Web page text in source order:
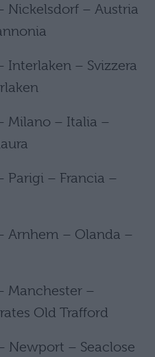
Nickelsdorf – Austria
Interlaken – Svizzera
Milano – Italia –
Parigi – Francia –
Arnhem – Olanda –
Manchester –
Old Trafford
Newport – Seaclose